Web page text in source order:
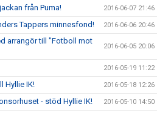
från Puma! 2016-06-07 21:46
Tappers minnesfond! 2016-06-06 20:46
arrangör till "Fotboll mot
2016-06-05 20:06
2016-05-19 11:22
Hyllie IK! 2016-05-18 12:26
- stöd Hyllie IK! 2016-05-10 14:50